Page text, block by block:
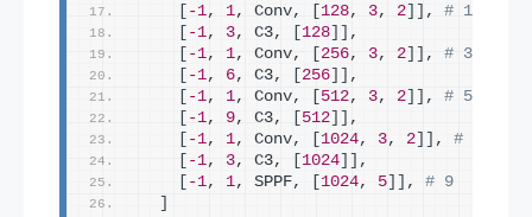
[ -1, 1, Conv, [128, 3, 2]] , # 1-P2/4
[ -1, 3, C3, [128]] ,
[ -1, 1, Conv, [256, 3, 2]] , # 3-P3/8
[ -1, 6, C3, [256]] ,
[ -1, 1, Conv, [512, 3, 2]] , # 5-P4/16
[ -1, 9, C3, [512]] ,
[ -1, 1, Conv, [1024, 3, 2]] , # 7-P5/
[ -1, 3, C3, [1024]] ,
[ -1, 1, SPPF, [1024, 5]] , # 9
]